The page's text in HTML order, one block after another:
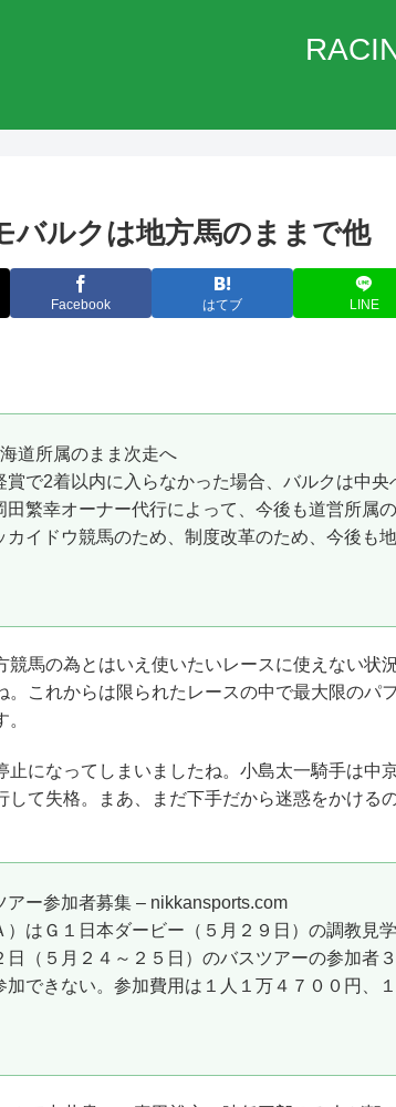
ルクは地方馬のままで他
Facebook はてブ LINE
道所属のまま次走へ
で2着以内に入らなかった場合、バルクは中央
田繁幸オーナー代行によって、今後も道営所属
カイドウ競馬のため、制度改革のため、今後も
競馬の為とはいえ使いたいレースに使えない状
。これからは限られたレースの中で最大限のパ
止になってしまいましたね。小島太一騎手は中
して失格。まあ、まだ下手だから迷惑をかける
アー参加者募集 – nikkansports.com
）はＧ１日本ダービー（５月２９日）の調教見
日（５月２４～２５日）のバスツアーの参加者
加できない。参加費用は１人１万４７００円、